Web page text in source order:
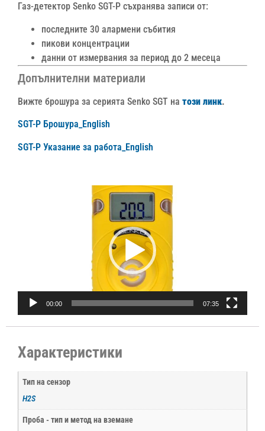
Газ-детектор Senko SGT-P съхранява записи от:
последните 30 алармени събития
пикови концентрации
данни от измервания за период до 2 месеца
Допълнителни материали
Вижте брошура за серията Senko SGT на този линк.
SGT-P Брошура_English
SGT-P Указание за работа_English
00:00 07:35
Характеристики
Тип на сензор
H2S
Проба - тип и метод на вземане